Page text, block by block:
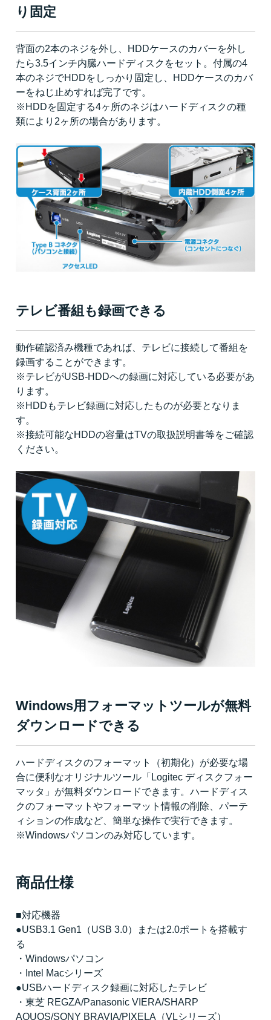
り固定
背面の2本のネジを外し、HDDケースのカバーを外し
たら3.5インチ内臓ハードディスクをセット。付属の4
本のネジでHDDをしっかり固定し、HDDケースのカバ
ーをねじ止めすれば完了です。
※HDDを固定する4ヶ所のネジはハードディスクの種
類により2ヶ所の場合があります。
テレビ番組も録画できる
動作確認済み機種であれば、テレビに接続して番組を
録画することができます。
※テレビがUSB-HDDへの録画に対応している必要があ
ります。
※HDDもテレビ録画に対応したものが必要となりま
す。
※接続可能なHDDの容量はTVの取扱説明書等をご確認
ください。
Windows用フォーマットツールが無料
ダウンロードできる
ハードディスクのフォーマット（初期化）が必要な場
合に便利なオリジナルツール「Logitec ディスクフォー
マッタ」が無料ダウンロードできます。ハードディス
クのフォーマットやフォーマット情報の削除、パーテ
ィションの作成など、簡単な操作で実行できます。
※Windowsパソコンのみ対応しています。
商品仕様
■対応機器
●USB3.1 Gen1（USB 3.0）または2.0ポートを搭載す
る
・Windowsパソコン
・Intel Macシリーズ
●USBハードディスク録画に対応したテレビ
・東芝 REGZA/Panasonic VIERA/SHARP
AQUOS/SONY BRAVIA/PIXELA（VLシリーズ）